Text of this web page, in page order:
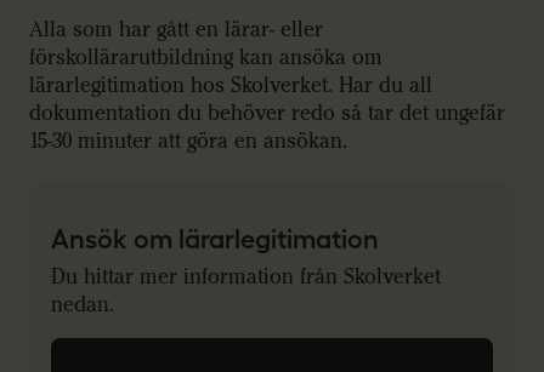
Alla som har gått en lärar- eller
förskollärarutbildning kan ansöka om
lärarlegitimation hos Skolverket. Har du all
dokumentation du behöver redo så tar det ungefär
15-30 minuter att göra en ansökan.
Ansök om lärarlegitimation
Du hittar mer information från Skolverket
nedan.